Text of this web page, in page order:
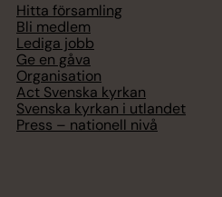
Hitta församling
Bli medlem
Lediga jobb
Ge en gåva
Organisation
Act Svenska kyrkan
Svenska kyrkan i utlandet
Press – nationell nivå